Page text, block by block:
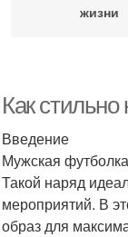
жизни
Как
Введение
Мужская
Такой наряд
мероприятий. В
образ для